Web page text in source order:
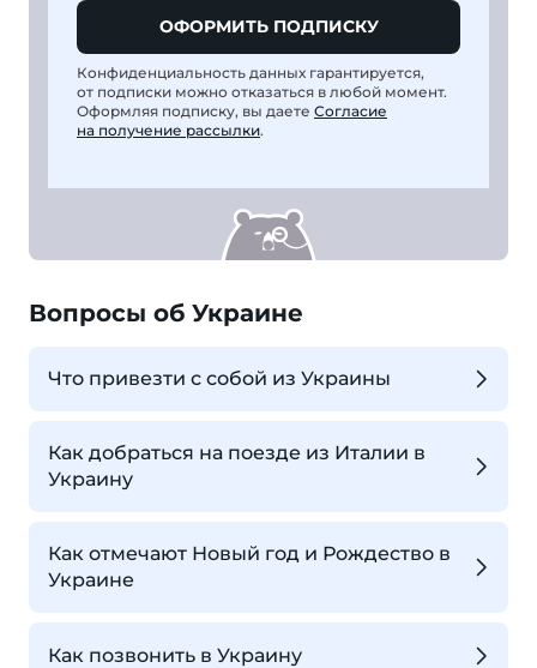
ОФОРМИТЬ ПОДПИСКУ
Конфиденциальность данных гарантируется,
от подписки можно отказаться в любой момент.
Оформляя подписку, вы даете Согласие
на получение рассылки.
Вопросы об Украине
Что привезти с собой из Украины
Как добраться на поезде из Италии в
Украину
Как отмечают Новый год и Рождество в
Украине
Как позвонить в Украину